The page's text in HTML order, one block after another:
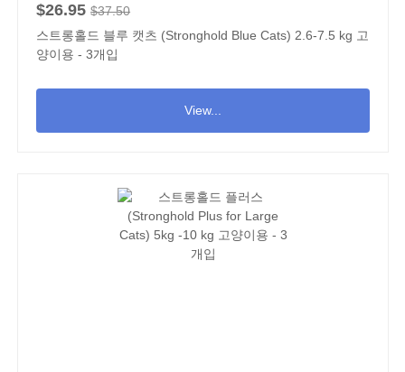
$26.95 $37.50
스트롱홀드 블루 캣츠 (Stronghold Blue Cats) 2.6-7.5 kg 고
양이용 - 3개입
View...